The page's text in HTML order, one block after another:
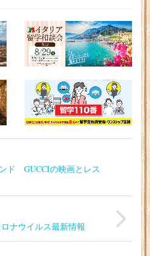
ド GUCCIの映画とレス
ロナウイルス最新情報